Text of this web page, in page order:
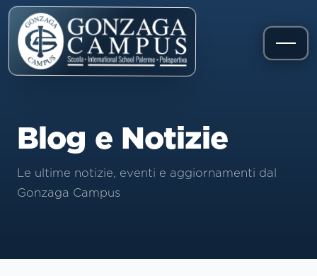
Blog e Notizie
Le ultime notizie, eventi e aggiornamenti dal
Gonzaga Campus